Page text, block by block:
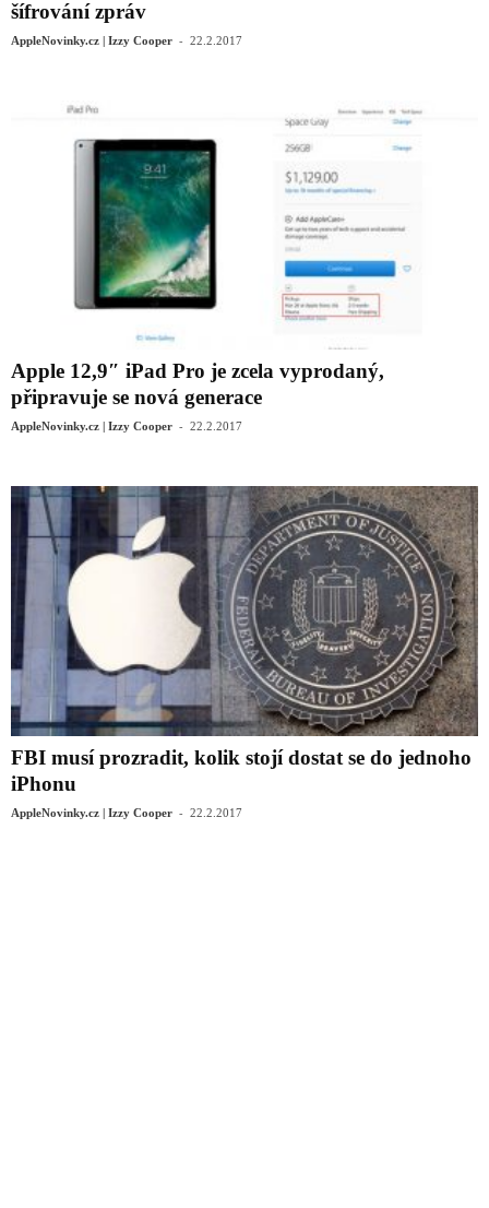
šífrování zpráv
AppleNovinky.cz | Izzy Cooper - 22.2.2017
Apple 12,9″ iPad Pro je zcela vyprodaný,
připravuje se nová generace
AppleNovinky.cz | Izzy Cooper - 22.2.2017
FBI musí prozradit, kolik stojí dostat se do jednoho
iPhonu
AppleNovinky.cz | Izzy Cooper - 22.2.2017